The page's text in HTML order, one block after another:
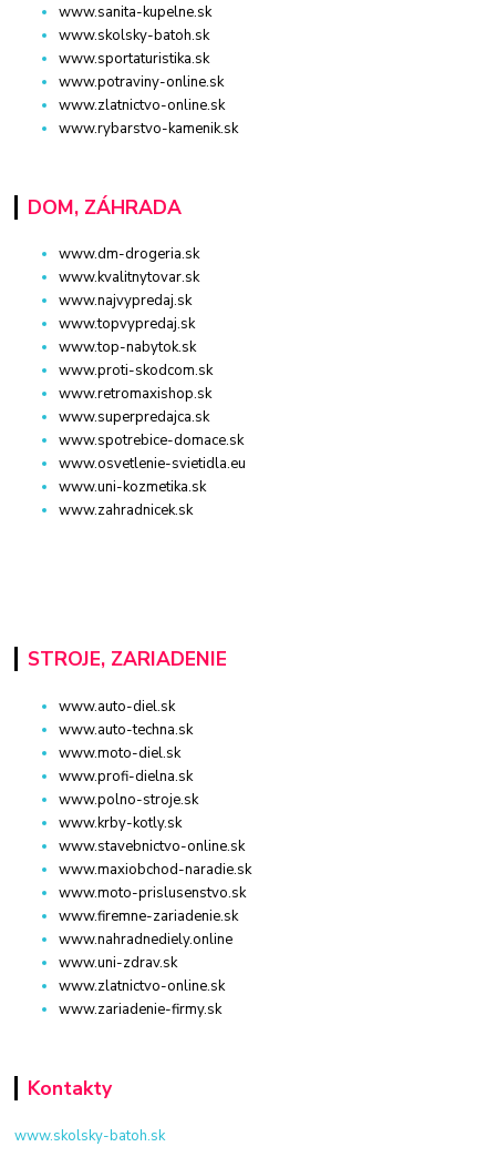
www.sanita-kupelne.sk
www.skolsky-batoh.sk
www.sportaturistika.sk
www.potraviny-online.sk
www.zlatnictvo-online.sk
www.rybarstvo-kamenik.sk
DOM, ZÁHRADA
www.dm-drogeria.sk
www.kvalitnytovar.sk
www.najvypredaj.sk
www.topvypredaj.sk
www.top-nabytok.sk
www.proti-skodcom.sk
www.retromaxishop.sk
www.superpredajca.sk
www.spotrebice-domace.sk
www.osvetlenie-svietidla.eu
www.uni-kozmetika.sk
www.zahradnicek.sk
STROJE, ZARIADENIE
www.auto-diel.sk
www.auto-techna.sk
www.moto-diel.sk
www.profi-dielna.sk
www.polno-stroje.sk
www.krby-kotly.sk
www.stavebnictvo-online.sk
www.maxiobchod-naradie.sk
www.moto-prislusenstvo.sk
www.firemne-zariadenie.sk
www.nahradnediely.online
www.uni-zdrav.sk
www.zlatnictvo-online.sk
www.zariadenie-firmy.sk
Kontakty
www.skolsky-batoh.sk